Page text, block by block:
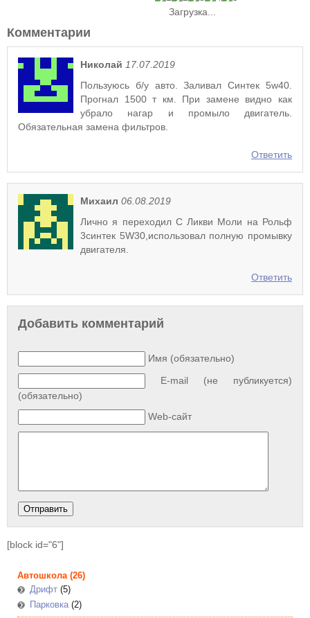
Загрузка...
Комментарии
Николай 17.07.2019
Пользуюсь б/у авто. Заливал Синтек 5w40.
Прогнал 1500 т км. При замене видно как
убрало нагар и промыло двигатель.
Обязательная замена фильтров.
Ответить
Михаил 06.08.2019
Лично я переходил С Ликви Моли на Рольф
3синтек 5W30,использовал полную промывку
двигателя.
Ответить
Добавить комментарий
Имя (обязательно)
E-mail (не публикуется)
(обязательно)
Web-сайт
[block id="6"]
Автошкола(26)
Дрифт (5)
Парковка(2)